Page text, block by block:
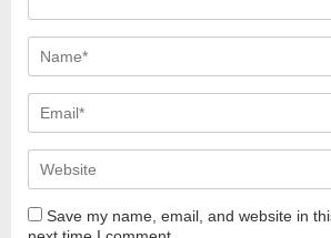
Save my name, email, and website in